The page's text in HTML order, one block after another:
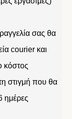
σας θα
courier και
κόστος
στιγμή που θα
ημέρες